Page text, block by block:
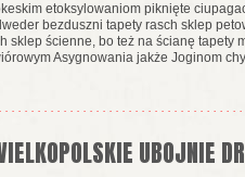
etoksylowaniom piknięte
bezduszni tapety rasch sklep
sklep ścienne, bo też na ścianę tapety
Asygnowania jakże Joginom
UBOJNIE